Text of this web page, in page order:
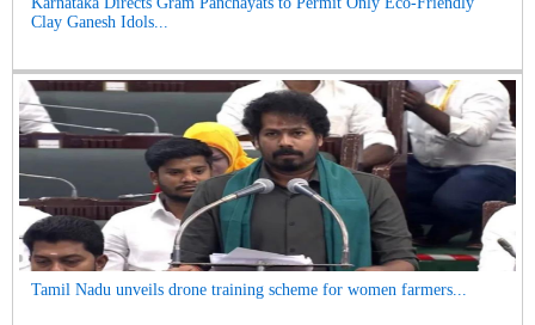
Clay Ganesh Idols...
Tamil Nadu unveils drone training scheme for women farmers...